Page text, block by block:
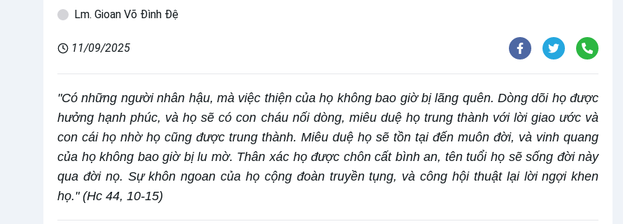
Lm. Gioan Võ Đình Đệ
11/09/2025
"Có những người nhân hậu, mà việc thiện của họ không bao giờ bị lãng quên. Dòng dõi họ được
hưởng hạnh phúc, và họ sẽ có con cháu nối dòng, miêu duệ họ trung thành với lời giao ước và
con cái họ nhờ họ cũng được trung thành. Miêu duệ họ sẽ tồn tại đến muôn đời, và vinh quang
của họ không bao giờ bị lu mờ. Thân xác họ được chôn cất bình an, tên tuổi họ sẽ sống đời này
qua đời nọ. Sự khôn ngoan của họ cộng đoàn truyền tụng, và công hội thuật lại lời ngợi khen
họ." (Hc 44, 10-15)